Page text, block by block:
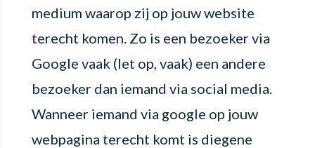
medium waarop zij op jouw website
terecht komen. Zo is een bezoeker via
Google vaak (let op, vaak) een andere
bezoeker dan iemand via social media.
Wanneer iemand via google op jouw
webpagina terecht komt is diegene